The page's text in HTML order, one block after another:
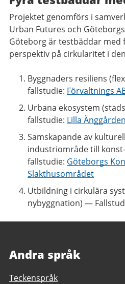
Projektet genomförs i
Urban Futures och
Göteborg är testbäddar med
perspektiv på cirkularitet i
Byggnaders resiliens
fallstudie: Förvaltnings
Urbana ekosystem
fallstudie: Lilla Änggården
Samskapande av
industriområde till
fallstudie: Göteborgs
Slakthusområdet
Utbildning i cirkulära
nybyggnation) —
Andra språk
Teckenspråk